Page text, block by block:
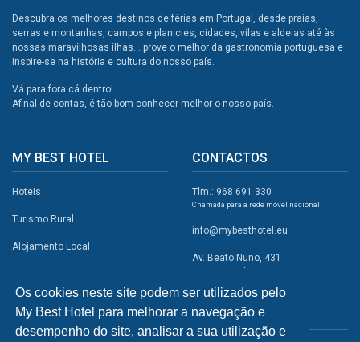
Os cookies neste site podem ser utilizados pelo
My Best Hotel para melhorar a navegação e
desempenho do site, analisar a sua utilização e
Descubra os melhores destinos de férias em Portugal, desde praias,
serras e montanhas, campos e planicies, cidades, vilas e aldeias até às
nossas maravilhosas ilhas... prove o melhor da gastronomia portuguesa e
inspire-se na história e cultura do nosso país.
Vá para fora cá dentro!
Afinal de contas, é tão bom conhecer melhor o nosso país.
MY BEST HOTEL
Hoteis
Turismo Rural
Alojamento Local
Campismo
Atividades
CONTACTOS
Tlm.: 968 691 330
Chamada para a rede móvel nacional
info@mybesthotel.eu
Av. Beato Nuno, 431
2495-401 Fátima
REDES SOCIAIS